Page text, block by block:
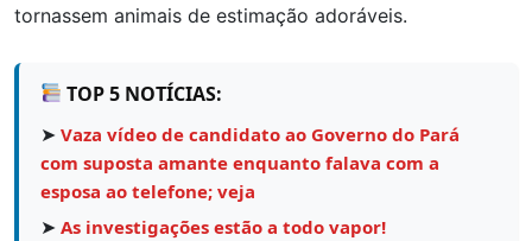
tornassem animais de estimação adoráveis.
TOP 5 NOTÍCIAS:
➤ Vaza vídeo de candidato ao Governo do Pará
com suposta amante enquanto falava com a
esposa ao telefone; veja
➤ As investigações estão a todo vapor!